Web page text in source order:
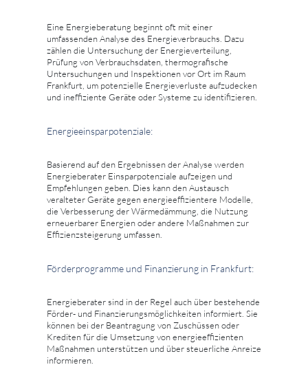
Eine Energieberatung beginnt oft mit einer
umfassenden Analyse des Energieverbrauchs. Dazu
zählen die Untersuchung der Energieverteilung,
Prüfung von Verbrauchsdaten, thermografische
Untersuchungen und Inspektionen vor Ort im Raum
Frankfurt, um potenzielle Energieverluste aufzudecken
und ineffiziente Geräte oder Systeme zu identifizieren.
Energieeinsparpotenziale:
Basierend auf den Ergebnissen der Analyse werden
Energieberater Einsparpotenziale aufzeigen und
Empfehlungen geben. Dies kann den Austausch
veralteter Geräte gegen energieeffizientere Modelle,
die Verbesserung der Wärmedämmung, die Nutzung
erneuerbarer Energien oder andere Maßnahmen zur
Effizienzsteigerung umfassen.
Förderprogramme und Finanzierung in Frankfurt:
Energieberater sind in der Regel auch über bestehende
Förder- und Finanzierungsmöglichkeiten informiert. Sie
können bei der Beantragung von Zuschüssen oder
Krediten für die Umsetzung von energieeffizienten
Maßnahmen unterstützen und über steuerliche Anreize
informieren.